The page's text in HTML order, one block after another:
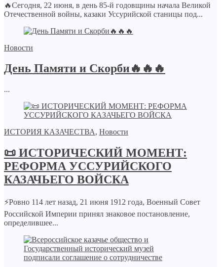
🔥Сегодня, 22 июня, в день 85-й годовщины начала Великой
Отечественной войны, казаки Уссурийской станицы под...
Новости
День Памяти и Скорби🔥🔥🔥
...
ИСТОРИЯ КАЗАЧЕСТВА, Новости
📜 ИСТОРИЧЕСКИЙ МОМЕНТ:
РЕФОРМА УССУРИЙСКОГО
КАЗАЧЬЕГО ВОЙСКА
⚡️Ровно 114 лет назад, 21 июня 1912 года, Военный Совет
Российской Империи принял знаковое постановление,
определившее...